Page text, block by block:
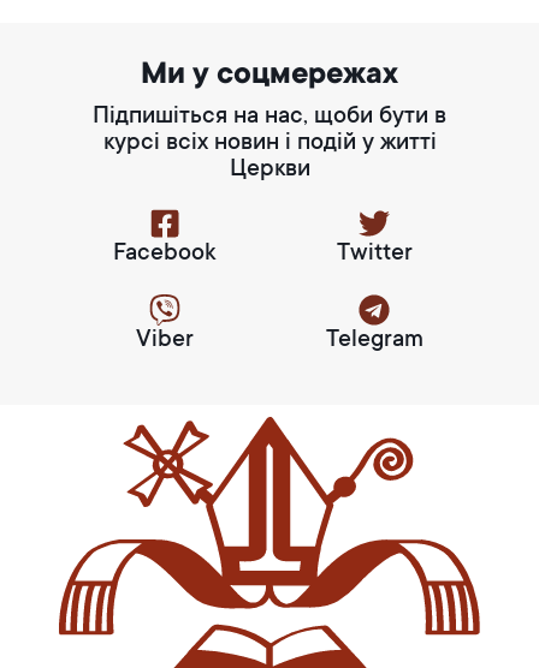
Ми у соцмережах
Підпишіться на нас, щоби бути в
курсі всіх новин і подій у житті
Церкви
Facebook Twitter
Viber Telegram